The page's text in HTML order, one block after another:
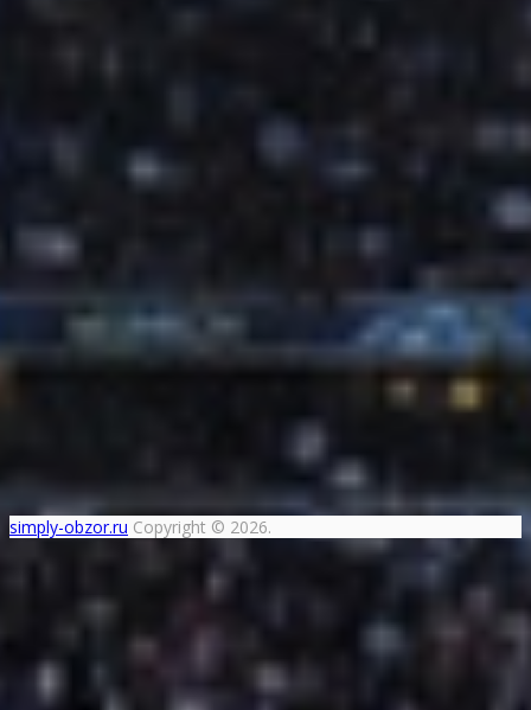
simply-obzor.ru Copyright © 2026.